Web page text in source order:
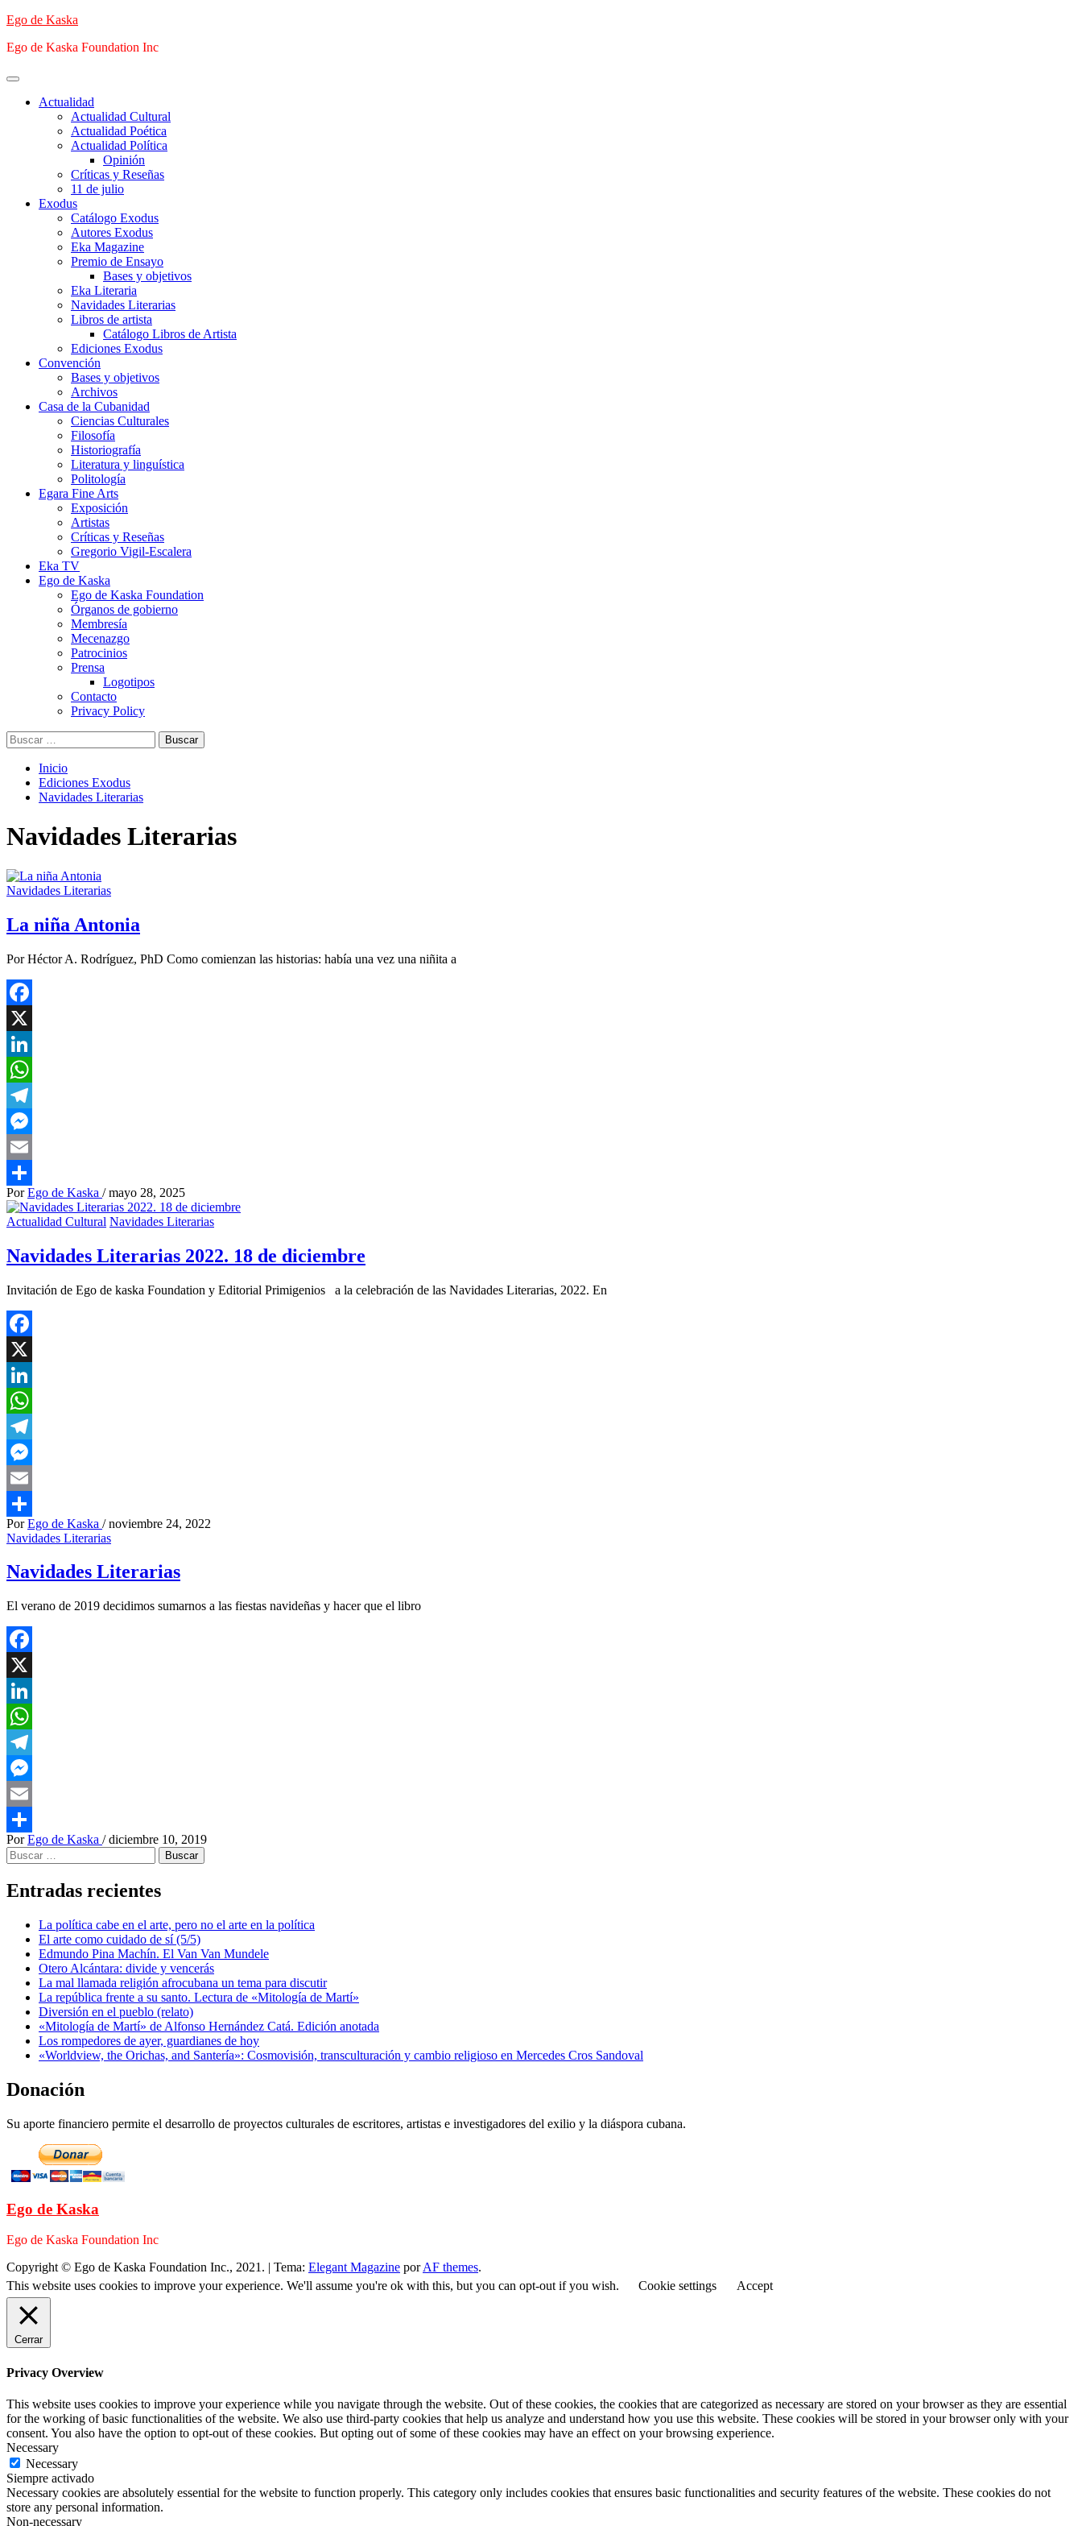
Saltar
contenido
Ego de Kaska
Ego de Kaska Foundation Inc
Menú
principalActualidad
Actualidad Cultural
Actualidad Poética
Actualidad Política
Opinión
Críticas y Reseñas
11 de julio
Exodus
Catálogo Exodus
Autores Exodus
Eka Magazine
Premio de Ensayo
Bases y objetivos
Eka Literaria
Navidades Literarias
Libros de artista
Catálogo Libros de Artista
Ediciones Exodus
Convención
Bases y objetivos
Archivos
Casa de la Cubanidad
Ciencias Culturales
Filosofía
Historiografía
Literatura y linguística
Politología
Egara Fine Arts
Exposición
Artistas
Críticas y Reseñas
Gregorio Vigil-Escalera
Eka TV
Ego de Kaska
Ego de Kaska Foundation
Órganos de gobierno
Membresía
Mecenazgo
Patrocinios
Prensa
Logotipos
Contacto
Privacy Policy
Buscar:
Inicio
Ediciones Exodus
Navidades Literarias
Navidades Literarias
Navidades Literarias
La niña Antonia
Por Héctor A. Rodríguez, PhD Como comienzan las historias: había una vez una niñita a
Facebook
X
LinkedIn
WhatsApp
Telegram
Messenger
Email
Compartir
Por Ego de Kaska / mayo 28, 2025
Actualidad Cultural Navidades Literarias
Navidades Literarias 2022. 18 de diciembre
Invitación de Ego de kaska Foundation y Editorial Primigenios a la celebración de las Navidades Literarias, 2022. En
Facebook
X
LinkedIn
WhatsApp
Telegram
Messenger
Email
Compartir
Por Ego de Kaska / noviembre 24, 2022
Navidades Literarias
Navidades Literarias
El verano de 2019 decidimos sumarnos a las fiestas navideñas y hacer que el libro
Facebook
X
LinkedIn
WhatsApp
Telegram
Messenger
Email
Compartir
Por Ego de Kaska / diciembre 10, 2019
Buscar:
Entradas recientes
La política cabe en el arte, pero no el arte en la política
El arte como cuidado de sí (5/5)
Edmundo Pina Machín. El Van Van Mundele
Otero Alcántara: divide y vencerás
La mal llamada religión afrocubana un tema para discutir
La república frente a su santo. Lectura de «Mitología de Martí»
Diversión en el pueblo (relato)
«Mitología de Martí» de Alfonso Hernández Catá. Edición anotada
Los rompedores de ayer, guardianes de hoy
«Worldview, the Orichas, and Santería»: Cosmovisión, transculturación y cambio religioso en Mercedes Cros Sandoval
Donación
Su aporte financiero permite el desarrollo de proyectos culturales de escritores, artistas e investigadores del exilio y la diáspora cubana.
Ego de Kaska
Ego de Kaska Foundation Inc
Copyright © Ego de Kaska Foundation Inc., 2021. | Tema: Elegant Magazine porAF themes.
This website uses cookies to improve your experience. We'll assume you're ok with this, but you can opt-out if you wish.
Cookie settings Accept
Cerrar
Privacy Overview
This website uses cookies to improve your experience while you navigate through the website. Out of these cookies, the cookies that are categorized as necessary are stored on your browser as they are essential
for the working of basic functionalities of the website. We also use third-party cookies that help us analyze and understand how you use this website. These cookies will be stored in your browser only with your
consent. You also have the option to opt-out of these cookies. But opting out of some of these cookies may have an effect on your browsing experience.
Necessary
Necessary
Siempre activado
Necessary cookies are absolutely essential for the website to function properly. This category only includes cookies that ensures basic functionalities and security features of the website. These cookies do not
store any personal information.
Non-necessary